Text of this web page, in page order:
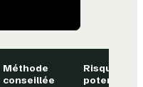
Méthode
conseillée
Risque
potentiel